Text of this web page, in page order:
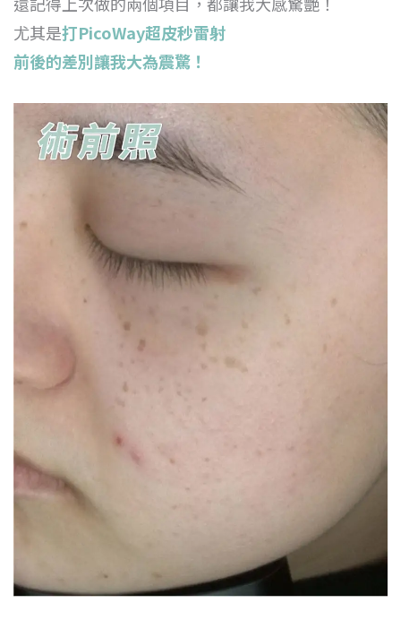
尤其是打PicoWay超皮秒雷射
前後的差別讓我大為震驚！